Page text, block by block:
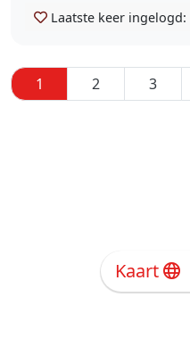
Laatste keer ingelogd:
1 2 3
Kaart